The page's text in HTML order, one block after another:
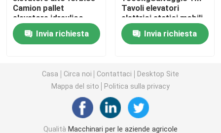
Prodotti per la sicurezza stradale
Cuscinetti a rulli sferici
Camion pallet
elevatore idraulico
1000kg 1500kg
Camion pallet jack a
mano
Invia richiesta
Tavoli elevatori
elettrici statici mobili
automatici Portable
Scissor Lift Table
Trolley
Invia richiesta
Casa Circa noi Contattaci
Desktop Site
Mappa del sito
Politica sulla privacy
Qualità Macchinari per le aziende agricole